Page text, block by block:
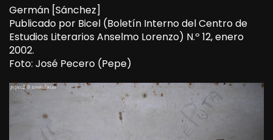
Germán [Sánchez]
Publicado por Bicel (Boletín Interno del Centro de
Estudios Literarios Anselmo Lorenzo) N.º 12, enero
2002.
Foto: José Pecero (Pepe)